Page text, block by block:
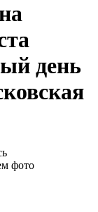
день
фото